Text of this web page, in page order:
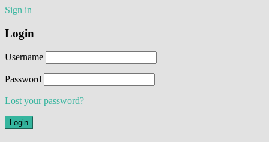
Sign in
Login
Username
Password
Lost your password?